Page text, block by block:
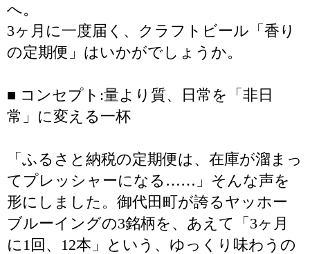
へ。
3ヶ月に一度届く、クラフトビール「香り
の定期便」はいかがでしょうか。
■ コンセプト:量より質、日常を「非日
常」に変える一杯
「ふるさと納税の定期便は、在庫が溜まっ
てプレッシャーになる……」そんな声を
形にしました。御代田町が誇るヤッホー
ブルーイングの3銘柄を、あえて「3ヶ月
に1回、12本」という、ゆっくり味わうの